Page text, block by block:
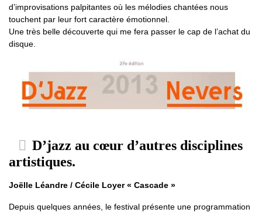
d’improvisations palpitantes où les mélodies chantées nous
touchent par leur fort caractère émotionnel.
Une très belle découverte qui me fera passer le cap de l’achat du
disque.
D’jazz au cœur d’autres disciplines
artistiques.
Joëlle Léandre / Cécile Loyer « Cascade »
Depuis quelques années, le festival présente une programmation